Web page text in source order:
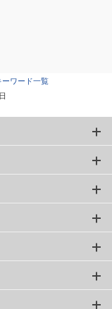
ワード一覧